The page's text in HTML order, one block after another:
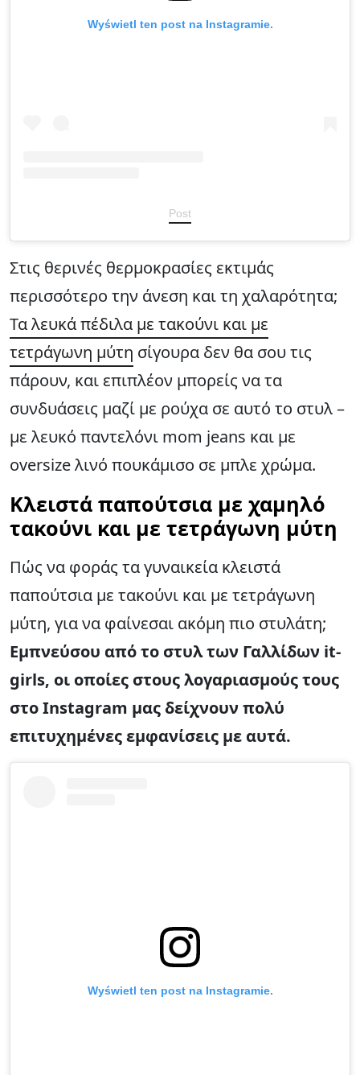
Wyświetl ten post na Instagramie.
Post
Στις θερινές θερμοκρασίες εκτιμάς
περισσότερο την άνεση και τη χαλαρότητα;
Τα λευκά πέδιλα με τακούνι και με
τετράγωνη μύτη σίγουρα δεν θα σου τις
πάρουν, και επιπλέον μπορείς να τα
συνδυάσεις μαζί με ρούχα σε αυτό το στυλ –
με λευκό παντελόνι mom jeans και με
oversize λινό πουκάμισο σε μπλε χρώμα.
Κλειστά παπούτσια με χαμηλό
τακούνι και με τετράγωνη μύτη
Πώς να φοράς τα γυναικεία κλειστά
παπούτσια με τακούνι και με τετράγωνη
μύτη, για να φαίνεσαι ακόμη πιο στυλάτη;
Εμπνεύσου από το στυλ των Γαλλίδων it-
girls, οι οποίες στους λογαριασμούς τους
στο Instagram μας δείχνουν πολύ
επιτυχημένες εμφανίσεις με αυτά.
Wyświetl ten post na Instagramie.